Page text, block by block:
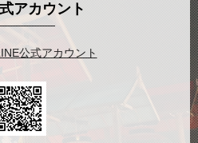
アカウント
公式アカウント